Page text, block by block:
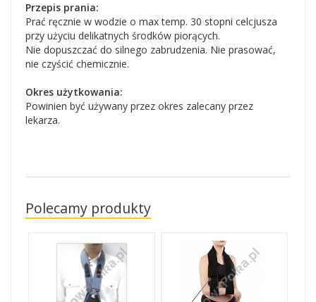
Przepis prania:
Prać ręcznie w wodzie o max temp. 30 stopni celcjusza
przy użyciu delikatnych środków piorących.
Nie dopuszczać do silnego zabrudzenia. Nie prasować,
nie czyścić chemicznie.
Okres użytkowania:
Powinien być używany przez okres zalecany przez
lekarza.
Polecamy produkty